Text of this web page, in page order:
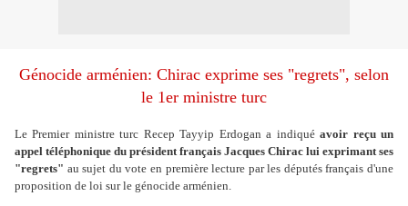
Génocide arménien: Chirac exprime ses "regrets", selon
le 1er ministre turc
Le Premier ministre turc Recep Tayyip Erdogan a indiquéavoir reçu un
appel téléphonique du président français Jacques Chirac lui exprimant ses
"regrets" au sujet du vote en première lecture par les députés français d'une
proposition de loi sur le génocide arménien.